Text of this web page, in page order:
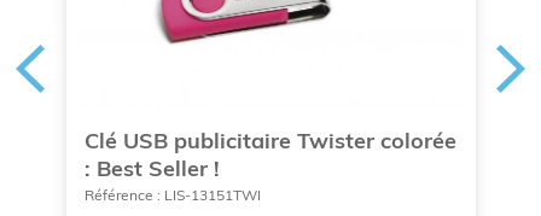
Clé USB publicitaire Twister colorée
: Best Seller !
Référence : LIS-13151TWI